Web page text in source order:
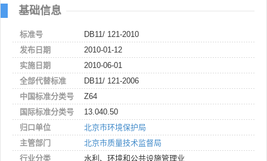
基础信息
标准号
DB11/ 121-2010
发布日期
2010-01-12
实施日期
2010-06-01
全部代替标准
DB11/ 121-2006
中国标准分类号
Z64
国际标准分类号
13.040.50
归口单位
北京市环境保护局
主管部门
北京市质量技术监督局
行业分类
水利、环境和公共设施管理业